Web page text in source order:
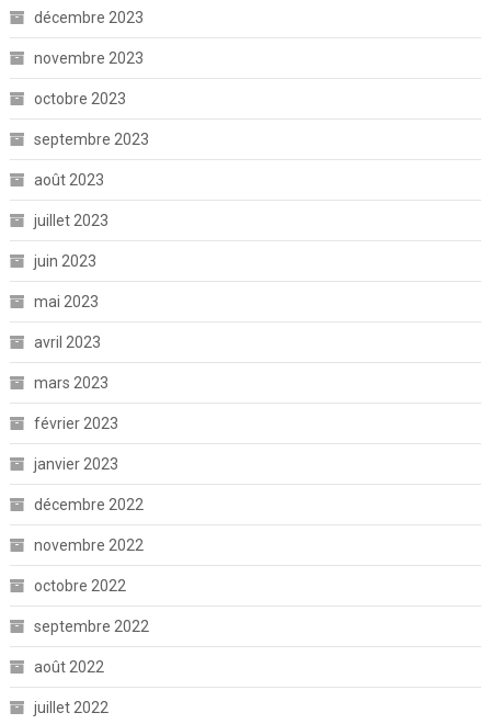
décembre 2023
novembre 2023
octobre 2023
septembre 2023
août 2023
juillet 2023
juin 2023
mai 2023
avril 2023
mars 2023
février 2023
janvier 2023
décembre 2022
novembre 2022
octobre 2022
septembre 2022
août 2022
juillet 2022